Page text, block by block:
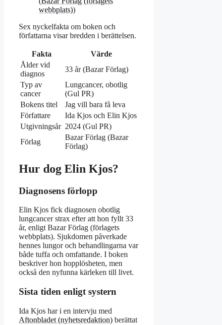
webbplats))
Sex nyckelfakta om boken och
författarna visar bredden i berättelsen.
Fakta
Värde
Ålder vid
diagnos
33 år (Bazar Förlag)
Typ av
cancer
Lungcancer, obotlig
(Gul PR)
Bokens titel
Jag vill bara få leva
Författare
Ida Kjos och Elin Kjos
Utgivningsår 2024 (Gul PR)
Förlag
Bazar Förlag (Bazar
Förlag)
Hur dog Elin Kjos?
Diagnosens förlopp
Elin Kjos fick diagnosen obotlig
lungcancer strax efter att hon fyllt 33
år, enligt Bazar Förlag (förlagets
webbplats). Sjukdomen påverkade
hennes lungor och behandlingarna var
både tuffa och omfattande. I boken
beskriver hon hopplösheten, men
också den nyfunna kärleken till livet.
Sista tiden enligt systern
Ida Kjos har i en intervju med
Aftonbladet (nyhetsredaktion) berättat